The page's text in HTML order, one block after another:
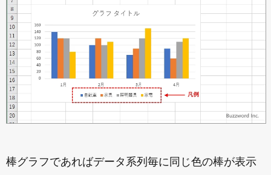
棒グラフであればデータ系列毎に同じ色の棒が表示